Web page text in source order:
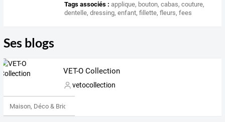
Tags associés : applique, bouton,cabas,couture,
dentelle,dressing,enfant,fillette,fleurs,fees
Ses blogs
VET-O Collection
vetocollection
Maison, Déco & Bricolage